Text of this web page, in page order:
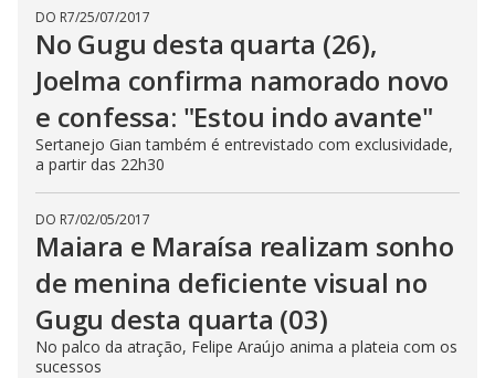
DO R7/25/07/2017
No Gugu desta quarta (26),
Joelma confirma namorado novo
e confessa: "Estou indo avante"
Sertanejo Gian também é entrevistado com exclusividade,
a partir das 22h30
DO R7/02/05/2017
Maiara e Maraísa realizam sonho
de menina deficiente visual no
Gugu desta quarta (03)
No palco da atração, Felipe Araújo anima a plateia com os
sucessos